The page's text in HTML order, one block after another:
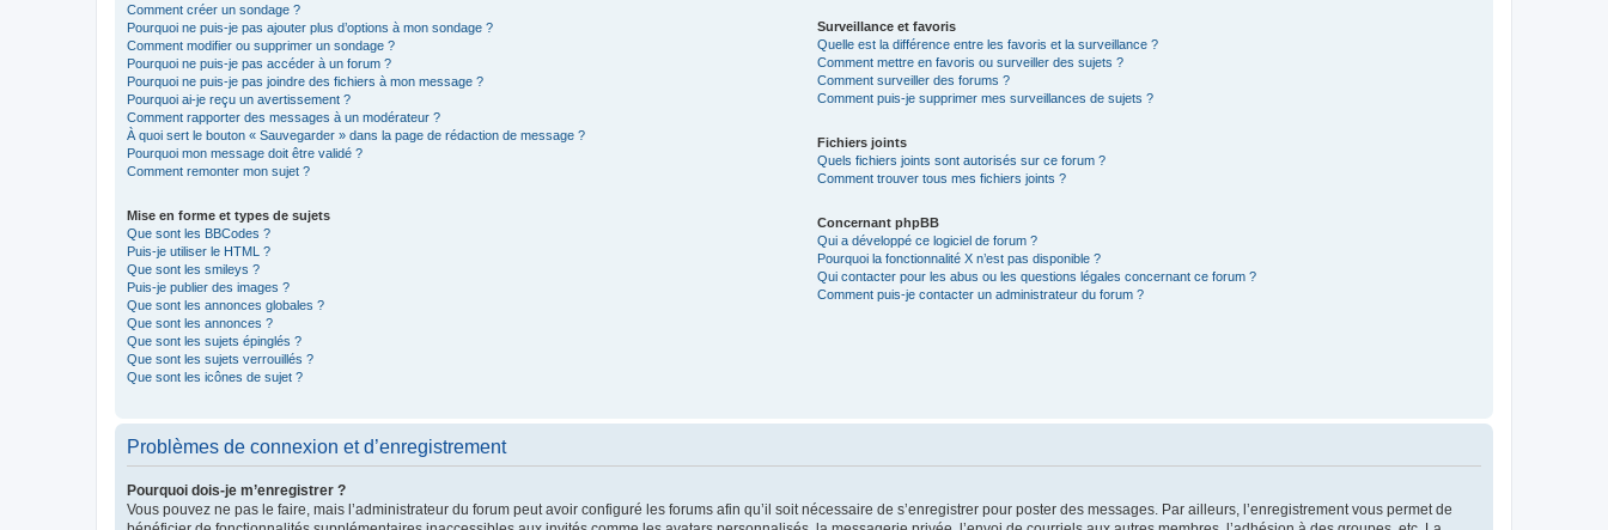
Comment créer un sondage ?
Pourquoi ne puis-je pas ajouter plus d’options à mon sondage ?
Comment modifier ou supprimer un sondage ?
Pourquoi ne puis-je pas accéder à un forum ?
Pourquoi ne puis-je pas joindre des fichiers à mon message ?
Pourquoi ai-je reçu un avertissement ?
Comment rapporter des messages à un modérateur ?
À quoi sert le bouton « Sauvegarder » dans la page de rédaction de message ?
Pourquoi mon message doit être validé ?
Comment remonter mon sujet ?
Mise en forme et types de sujets
Que sont les BBCodes ?
Puis-je utiliser le HTML ?
Que sont les smileys ?
Puis-je publier des images ?
Que sont les annonces globales ?
Que sont les annonces ?
Que sont les sujets épinglés ?
Que sont les sujets verrouillés ?
Que sont les icônes de sujet ?
Surveillance et favoris
Quelle est la différence entre les favoris et la surveillance ?
Comment mettre en favoris ou surveiller des sujets ?
Comment surveiller des forums ?
Comment puis-je supprimer mes surveillances de sujets ?
Fichiers joints
Quels fichiers joints sont autorisés sur ce forum ?
Comment trouver tous mes fichiers joints ?
Concernant phpBB
Qui a développé ce logiciel de forum ?
Pourquoi la fonctionnalité X n’est pas disponible ?
Qui contacter pour les abus ou les questions légales concernant ce forum ?
Comment puis-je contacter un administrateur du forum ?
Problèmes de connexion et d’enregistrement
Pourquoi dois-je m’enregistrer ?
Vous pouvez ne pas le faire, mais l’administrateur du forum peut avoir configuré les forums afin qu’il soit nécessaire de s’enregistrer pour poster des messages. Par ailleurs, l’enregistrement vous permet de